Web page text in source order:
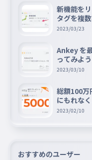
071 ぢゅ
ぢゅ
ぢょ
びゃ
074 びゅ
びゅ
新機能を
タグを複
2023/03/23
Ankey を
ってみよ
2023/03/10
総額100万
にもれな
ゼントキャ
2023/02/10
おすすめのユーザー